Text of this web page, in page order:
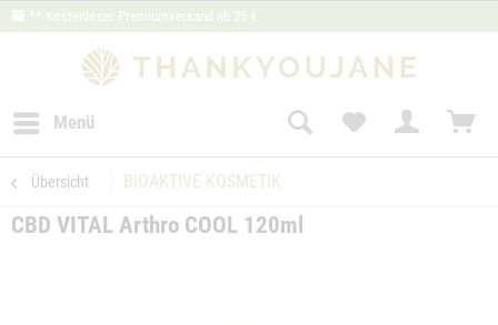
** Kostenloser Premiumversand ab 25 €
Menü
Übersicht BIOAKTIVE KOSMETIK
CBD VITAL Arthro COOL 120ml